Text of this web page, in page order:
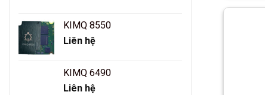
KIMQ 8550
Liên hệ
KIMQ 6490
Liên hệ